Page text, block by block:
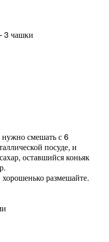
3 чашки
смешать с 6
посуде, и
оставшийся коньяк
размешайте.